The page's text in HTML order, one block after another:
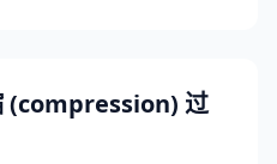
(compression) 过